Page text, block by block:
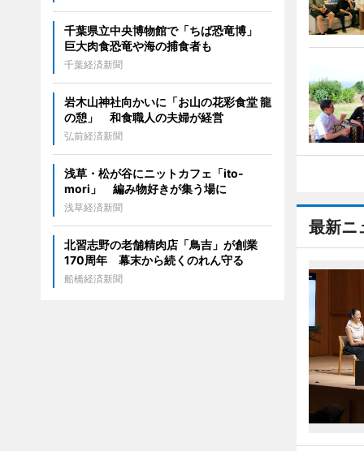
最新ニ
千葉県立中央博物館で「ちば恐竜博」
巨大肉食恐竜や海の捕食者も
千葉経済新聞
岩木山神社向かいに「お山の花彩食堂 龍
の憩」 和食職人の夫婦が経営
弘前経済新聞
浅草・松が谷にニットカフェ「ito-
mori」 編み物好きが集う場に
浅草経済新聞
北習志野の老舗精肉店「鳥吉」が創業
170周年 幕末から続くのれん守る
船橋経済新聞